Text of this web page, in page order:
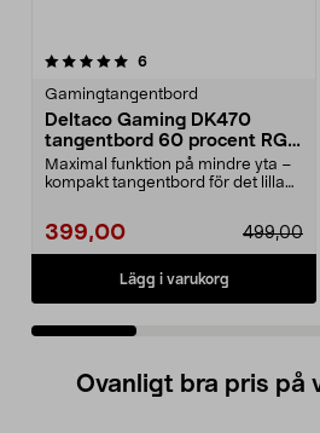
6recensioner
Gamingtangentbord
Deltaco Gaming DK470
tangentbord 60 procent RGB
svart
Maximal funktion på mindre yta –
kompakt tangentbord för det lilla
399,00 499,00
Lägg i varukorg
5.0 av 5 stjärnor
Ovanligt bra pris på